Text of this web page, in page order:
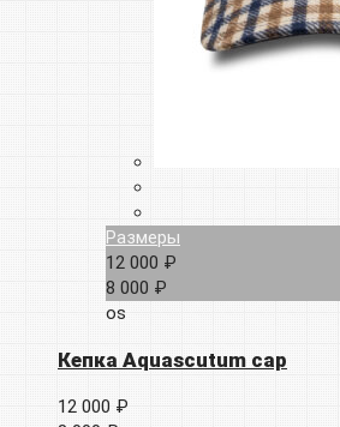
Размеры
12 000 ₽
8 000 ₽
os
Кепка Aquascutum cap
12 000 ₽